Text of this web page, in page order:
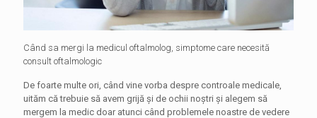
Când sa mergi la medicul oftalmolog, simptome care necesită
consult oftalmologic
De foarte multe ori, când vine vorba despre controale medicale,
uităm că trebuie să avem grijă și de ochii noștri și alegem să
mergem la medic doar atunci când problemele noastre de vedere